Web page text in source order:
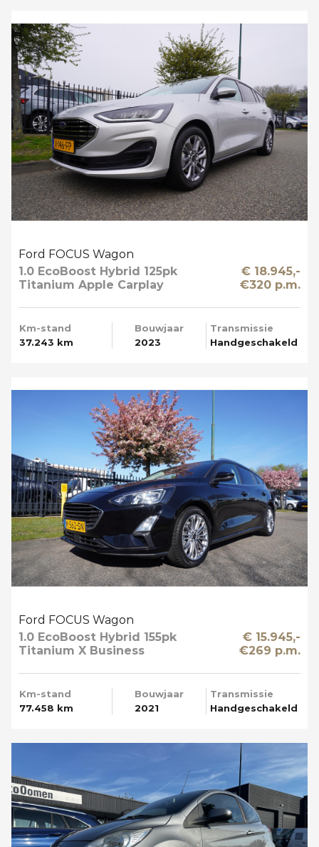
Ford FOCUS Wagon
1.0 EcoBoost Hybrid 125pk
Titanium Apple Carplay
€ 18.945,-
€320 p.m.
Km-stand
37.243 km
Bouwjaar
2023
Transmissie
Handgeschakeld
Ford FOCUS Wagon
1.0 EcoBoost Hybrid 155pk
Titanium X Business
€ 15.945,-
€269 p.m.
Km-stand
77.458 km
Bouwjaar
2021
Transmissie
Handgeschakeld